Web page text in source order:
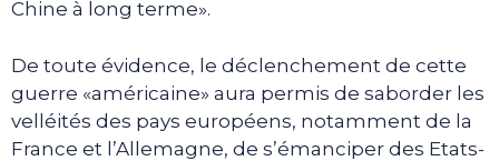
Chine à long terme».
De toute évidence, le déclenchement de cette
guerre «américaine» aura permis de saborder les
velléités des pays européens, notamment de la
France et l’Allemagne, de s’émanciper des Etats-